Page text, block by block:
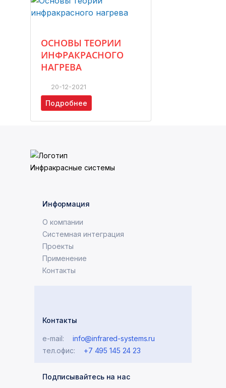
ОСНОВЫ ТЕОРИИ
ИНФРАКРАСНОГО
НАГРЕВА
20-12-2021
Подробнее
Информация
О компании
Системная интеграция
Проекты
Применение
Контакты
Контакты
e-mail:
info@infrared-systems.ru
тел.офис:
+7 495 145 24 23
Подписывайтесь на нас